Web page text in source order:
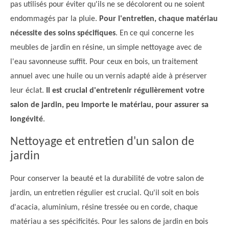
pas utilisés pour éviter qu'ils ne se décolorent ou ne soient
endommagés par la pluie. Pour l'entretien, chaque matériau
nécessite des soins spécifiques. En ce qui concerne les
meubles de jardin en résine, un simple nettoyage avec de
l'eau savonneuse suffit. Pour ceux en bois, un traitement
annuel avec une huile ou un vernis adapté aide à préserver
leur éclat. Il est crucial d'entretenir régulièrement votre
salon de jardin, peu importe le matériau, pour assurer sa
longévité.
Nettoyage et entretien d'un salon de
jardin
Pour conserver la beauté et la durabilité de votre salon de
jardin, un entretien régulier est crucial. Qu'il soit en bois
d'acacia, aluminium, résine tressée ou en corde, chaque
matériau a ses spécificités. Pour les salons de jardin en bois